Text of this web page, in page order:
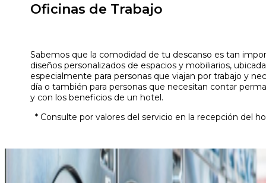
Oficinas de Trabajo
Sabemos que la comodidad de tu descanso es tan
diseños personalizados de espacios y mobiliarios,
especialmente para personas que viajan por trabajo y
día o también para personas que necesitan contar
y con los beneficios de un hotel.
* Consulte por valores del servicio en la recepción del